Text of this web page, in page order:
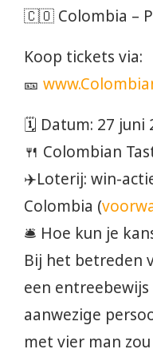
🇨🇴 Colombia –
Koop tickets via:
🎫
🗓️ Datum: 27 juni
🍴 Colombian
✈️Loterij: win-
Colombia (
🛎️ Hoe kun je
Bij het betreden
een
aanwezige
met vier man